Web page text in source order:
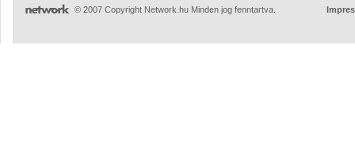
© 2007 Copyright Network.hu Minden jog fenntartva.